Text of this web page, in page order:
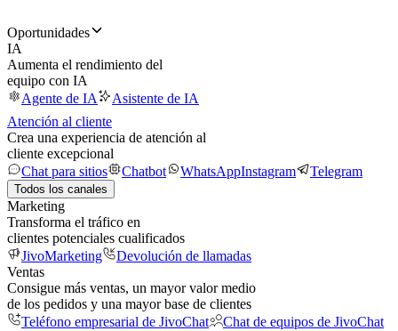
Oportunidades
IA
Aumenta el rendimiento del
equipo con IA
Agente de IA
Asistente de IA
Atención al cliente
Crea una experiencia de atención al
cliente excepcional
Chat para sitios
Chatbot WhatsAppInstagram Telegram
Todos los canales
Marketing
Transforma el tráfico en
clientes potenciales cualificados
JivoMarketing
Devolución de llamadas
Ventas
Consigue más ventas, un mayor valor medio
de los pedidos y una mayor base de clientes
Teléfono empresarial de JivoChat
Chat de equipos de JivoChat